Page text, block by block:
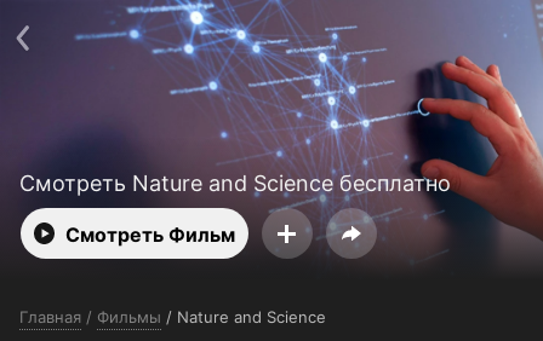
Смотреть Nature and Science бесплатно
Смотреть Фильм
Главная / Фильмы / Nature and Science
support@24h.tv
Пользовательское соглашение
Политика конфиденциальности
Для партнёров
Ввести промокод
Бесплатные каналы Контакты